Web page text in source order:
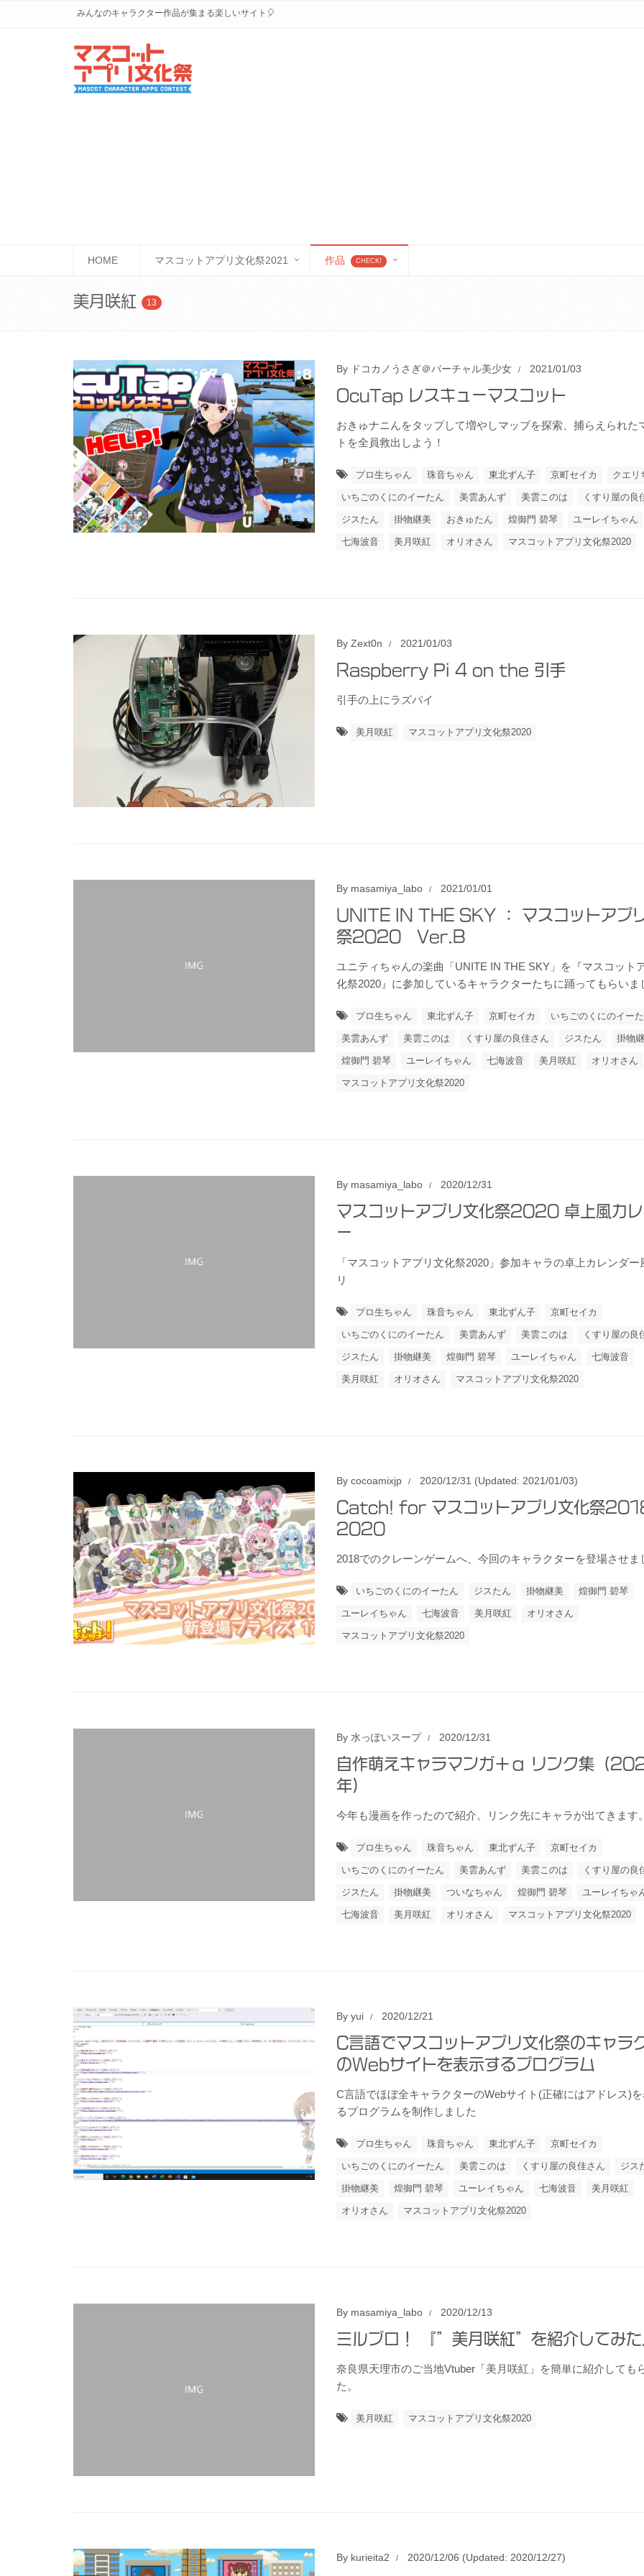
みんなのキャラクター作品が集まる楽しいサイト🎈
HOME マスコットアプリ文化祭2021 作品 CHECK!
美月咲紅 13
By ドコカノうさぎ＠バーチャル美少女 2021/01/03
OcuTap レスキューマスコット
おきゅナニんをタップして増やしマップを探索、捕らえられた
トを全員救出しよう！
プロ生ちゃん 珠音ちゃん 東北ずん子 京町セイカ クエリ
いちごのくにのイーたん 美雲あんず 美雲このは くすり屋の良
ジスたん 掛物継美 おきゅたん 煌御門 碧琴 ユーレイちゃん
七海波音 美月咲紅 オリオさん マスコットアプリ文化祭2020
By Zext0n 2021/01/03
Raspberry Pi 4 on the 引手
引手の上にラズパイ
美月咲紅 マスコットアプリ文化祭2020
By masamiya_labo 2021/01/01
UNITE IN THE SKY ： マスコットアプ
祭2020 Ver.B
ユニティちゃんの楽曲「UNITE IN THE SKY」を『マスコット
化祭2020』に参加しているキャラクターたちに踊ってもらいま
プロ生ちゃん 東北ずん子 京町セイカ いちごのくにのイー
美雲あんず 美雲このは くすり屋の良佳さん ジスたん 掛物
煌御門 碧琴 ユーレイちゃん 七海波音 美月咲紅 オリオさん
マスコットアプリ文化祭2020
By masamiya_labo 2020/12/31
マスコットアプリ文化祭2020 卓上風カ
ー
「マスコットアプリ文化祭2020」参加キャラの卓上カレンダー
リ
プロ生ちゃん 珠音ちゃん 東北ずん子 京町セイカ
いちごのくにのイーたん 美雲あんず 美雲このは くすり屋の良
ジスたん 掛物継美 煌御門 碧琴 ユーレイちゃん 七海波音
美月咲紅 オリオさん マスコットアプリ文化祭2020
By cocoamixjp 2020/12/31 (Updated: 2021/01/03)
Catch! for マスコットアプリ文化祭
2020
2018でのクレーンゲームへ、今回のキャラクターを登場させま
いちごのくにのイーたん ジスたん 掛物継美 煌御門 碧琴
ユーレイちゃん 七海波音 美月咲紅 オリオさん
マスコットアプリ文化祭2020
By 水っぽいスープ 2020/12/31
自作萌えキャラマンガ＋α リンク集（
年）
今年も漫画を作ったので紹介。リンク先にキャラが出てきます。
プロ生ちゃん 珠音ちゃん 東北ずん子 京町セイカ
いちごのくにのイーたん 美雲あんず 美雲このは くすり屋の良
ジスたん 掛物継美 ついなちゃん 煌御門 碧琴 ユーレイちゃ
七海波音 美月咲紅 オリオさん マスコットアプリ文化祭2020
By yui 2020/12/21
C言語でマスコットアプリ文化祭のキャラ
のWebサイトを表示するプログラム
C言語でほぼ全キャラクターのWebサイト(正確にはアドレス)
るプログラムを制作しました
プロ生ちゃん 珠音ちゃん 東北ずん子 京町セイカ
いちごのくにのイーたん 美雲このは くすり屋の良佳さん ジス
掛物継美 煌御門 碧琴 ユーレイちゃん 七海波音 美月咲紅
オリオさん マスコットアプリ文化祭2020
By masamiya_labo 2020/12/13
ミルブロ！ 『”美月咲紅”を紹介してみた
奈良県天理市のご当地Vtuber「美月咲紅」を簡単に紹介しても
た。
美月咲紅 マスコットアプリ文化祭2020
By kurieita2 2020/12/06 (Updated: 2020/12/27)